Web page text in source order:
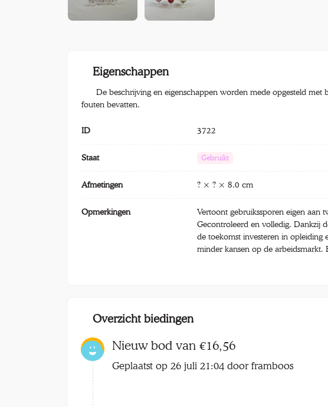
Eigenschappen
De beschrijving en eigenschappen worden mede opgesteld met
fouten bevatten.
ID 3722
Staat Gebruikt
Afmetingen ? × ? × 8.0 cm
Opmerkingen
Vertoont gebruikssporen eigen aan
Gecontroleerd en volledig. Dankzij
de toekomst investeren in opleiding
minder kansen op de arbeidsmarkt.
Overzicht biedingen
Nieuw bod van €16,56
Geplaatst op 26 juli 21:04 door framboos